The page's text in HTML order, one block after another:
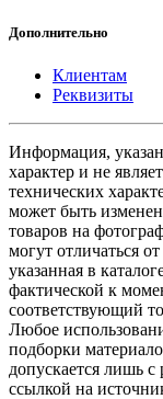
Дополнительно
Клиентам
Реквизиты
Информация,
характер и не
технических
может быть
товаров на
могут отличаться
указанная в
фактической к
соответствующий
Любое
подборки
допускается лишь с
ссылкой на